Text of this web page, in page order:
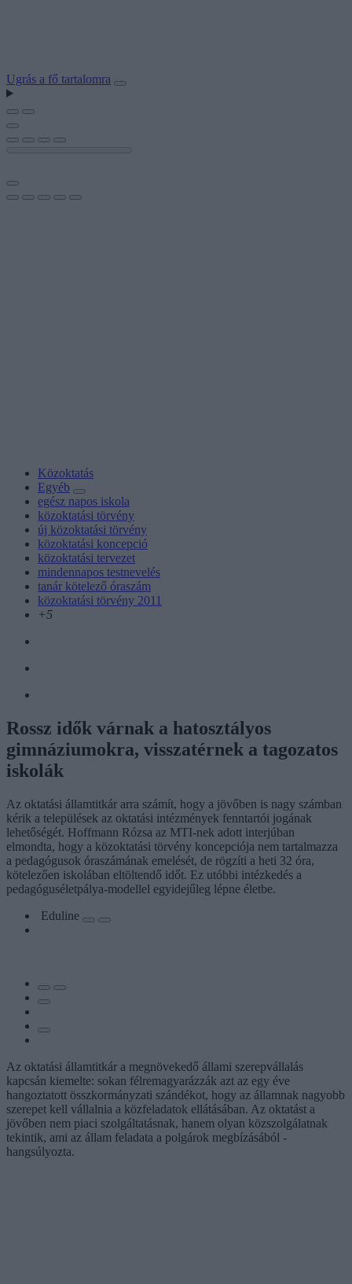
Ugrás a fő tartalomra
Közoktatás
Egyéb
egész napos iskola
közoktatási törvény
új közoktatási törvény
közoktatási koncepció
közoktatási tervezet
mindennapos testnevelés
tanár kötelező óraszám
közoktatási törvény 2011
+5
Rossz idők várnak a hatosztályos
gimnáziumokra, visszatérnek a tagozatos
iskolák
Az oktatási államtitkár arra számít, hogy a jövőben is nagy számban
kérik a települések az oktatási intézmények fenntartói jogának
lehetőségét. Hoffmann Rózsa az MTI-nek adott interjúban
elmondta, hogy a közoktatási törvény koncepciója nem tartalmazza
a pedagógusok óraszámának emelését, de rögzíti a heti 32 óra,
kötelezően iskolában eltöltendő időt. Ez utóbbi intézkedés a
pedagóguséletpálya-modellel egyidejűleg lépne életbe.
Eduline
Az oktatási államtitkár a megnövekedő állami szerepvállalás
kapcsán kiemelte: sokan félremagyarázzák azt az egy éve
hangoztatott összkormányzati szándékot, hogy az államnak nagyobb
szerepet kell vállalnia a közfeladatok ellátásában. Az oktatást a
jövőben nem piaci szolgáltatásnak, hanem olyan közszolgálatnak
tekintik, ami az állam feladata a polgárok megbízásából -
hangsúlyozta.